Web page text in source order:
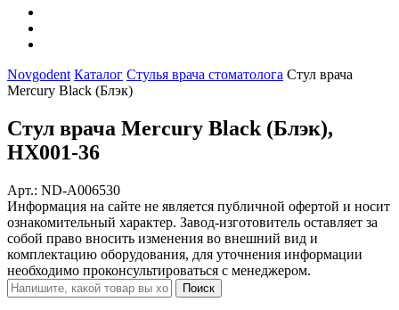
Novgodent Каталог Стулья врача стоматолога Стул врача
Mercury Black (Блэк)
Стул врача Mercury Black (Блэк),
HX001-36
Арт.: ND-A006530
Информация на сайте не является публичной офертой и носит
ознакомительный характер. Завод-изготовитель оставляет за
собой право вносить изменения во внешний вид и
комплектацию оборудования, для уточнения информации
необходимо проконсультироваться с менеджером.
Поиск